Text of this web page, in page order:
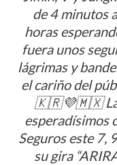
de 4 minutos
horas
fuera unos
lágrimas y
el cariño del
🇰🇷💜🇲🇽 La
esperadísimos
Seguros este 7,
su gira